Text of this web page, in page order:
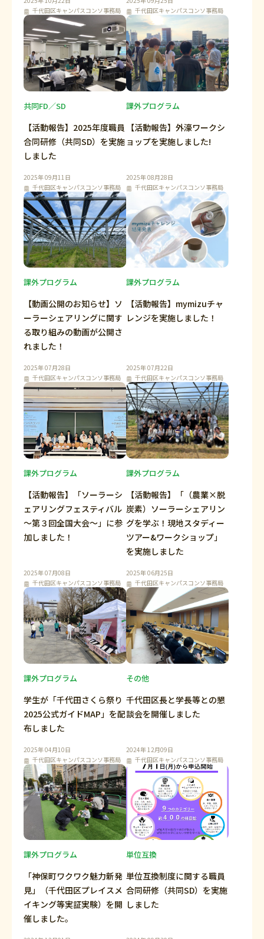
千代田区キャンパスコンソ事務局
千代田区キャンパスコンソ事務局
共同FD／SD
【活動報告】2025年度職員
合同研修（共同SD）を実施
しました
2025年 09月11日
千代田区キャンパスコンソ事務局
課外プログラム
【活動報告】外濠ワークシ
ョップを実施しました!
2025年 08月28日
千代田区キャンパスコンソ事務局
課外プログラム
【動画公開のお知らせ】ソ
ーラーシェアリングに関す
る取り組みの動画が公開さ
れました！
2025年 07月28日
千代田区キャンパスコンソ事務局
課外プログラム
【活動報告】mymizuチャ
レンジを実施しました！
2025年 07月22日
千代田区キャンパスコンソ事務局
課外プログラム
【活動報告】「ソーラーシ
ェアリングフェスティバル
～第３回全国大会～」に参
加しました！
2025年 07月08日
千代田区キャンパスコンソ事務局
課外プログラム
【活動報告】「（農業×脱
炭素）ソーラーシェアリン
グを学ぶ！現地スタディー
ツアー&ワークショップ」
を実施しました
2025年 06月25日
千代田区キャンパスコンソ事務局
課外プログラム
学生が「千代田さくら祭り
2025公式ガイドMAP」を配
布しました
2025年 04月10日
千代田区キャンパスコンソ事務局
その他
千代田区長と学長等との懇
談会を開催しました
2024年 12月09日
千代田区キャンパスコンソ事務局
課外プログラム
「神保町ワクワク魅力新発
見」（千代田区プレイスメ
イキング等実証実験）を開
催しました。
単位互換
単位互換制度に関する職員
合同研修（共同SD）を実施
しました